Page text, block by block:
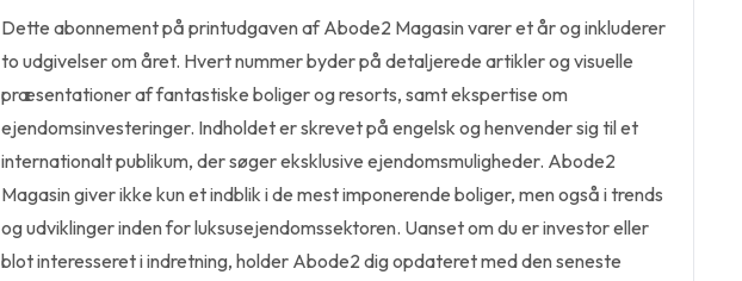
Dette abonnement på printudgaven af Abode2 Magasin varer et år og inkluderer
to udgivelser om året. Hvert nummer byder på detaljerede artikler og visuelle
præsentationer af fantastiske boliger og resorts, samt ekspertise om
ejendomsinvesteringer. Indholdet er skrevet på engelsk og henvender sig til et
internationalt publikum, der søger eksklusive ejendomsmuligheder. Abode2
Magasin giver ikke kun et indblik i de mest imponerende boliger, men også i trends
og udviklinger inden for luksusejendomssektoren. Uanset om du er investor eller
blot interesseret i indretning, holder Abode2 dig opdateret med den seneste